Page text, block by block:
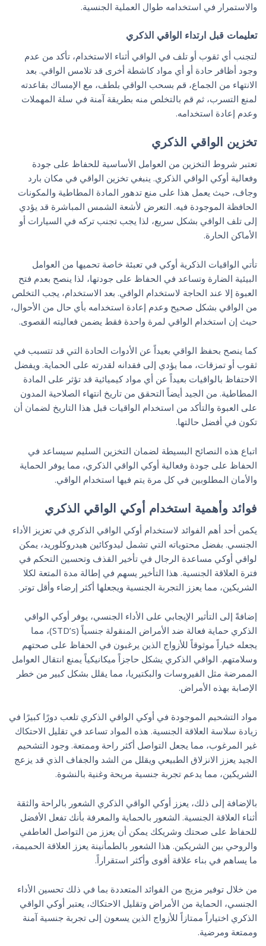
والاستمرار في استخدامه طوال العملية الجنسية.
تعليمات قبل ارتداء الواقي الذكري
لتجنب أي ثقوب أو تلف في الواقي أثناء الاستخدام، تأكد من عدم
وجود أظافر حادة أو أي مواد كاشطة أخرى قد تلامس الواقي. بعد
الانتهاء من الجماع، قم بسحب الواقي بلطف، مع الإمساك بقاعدته
لمنع التسرب، ثم قم بالتخلص منه بطريقة آمنة في سلة المهملات
وعدم إعادة استخدامه.
تخزين الواقي الذكري
تعتبر شروط التخزين من العوامل الأساسية للحفاظ على جودة
وفعالية أوكي الواقي الذكري. ينبغي تخزين الواقي في مكان بارد
وجاف، حيث يعمل هذا على منع تدهور المادة المطاطية والمكونات
الحافظة الموجودة فيه. التعرض لأشعة الشمس المباشرة قد يؤدي
إلى تلف الواقي بشكل سريع، لذا يجب تجنب تركه في السيارات أو
الأماكن الحارة.
تأتي الواقيات الذكرية أوكي في تعبئة خاصة تحميها من العوامل
البيئية الضارة وتساعد في الحفاظ على جودتها، لذا ينصح بعدم فتح
العبوة إلا عند الحاجة لاستخدام الواقي. بعد الاستخدام، يجب التخلص
من الواقي بشكل صحيح وعدم إعادة استخدامه بأي حال من الأحوال،
حيث إن استخدام الواقي لمرة واحدة فقط يضمن فعاليته القصوى.
كما ينصح بحفظ الواقي بعيداً عن الأدوات الحادة التي قد تتسبب في
ثقوب أو تمزقات، مما يؤدي إلى فقدانه لقدرته على الحماية. ويفضل
الاحتفاظ بالواقيات بعيداً عن أي مواد كيميائية قد تؤثر على المادة
المطاطية. من الجيد أيضاً التحقق من تاريخ انتهاء الصلاحية المدون
على العبوة والتأكد من استخدام الواقيات قبل هذا التاريخ لضمان أن
تكون في أفضل حالتها.
اتباع هذه النصائح البسيطة لضمان التخزين السليم سيساعد في
الحفاظ على جودة وفعالية أوكي الواقي الذكري، مما يوفر الحماية
والأمان المطلوبين في كل مرة يتم فيها استخدام الواقي.
فوائد وأهمية استخدام أوكي الواقي الذكري
يكمن أحد أهم الفوائد لاستخدام أوكي الواقي الذكري في تعزيز الأداء
الجنسي. بفضل محتوياته التي تشمل ليدوكائين هيدروكلوريد، يمكن
لواقي أوكي مساعدة الرجال في تأخير القذف وتحسين التحكم في
فترة العلاقة الجنسية. هذا التأخير يسهم في إطالة مدة المتعة لكلا
الشريكين، مما يعزز التجربة الجنسية ويجعلها أكثر إرضاء وأقل توتر.
إضافةً إلى التأثير الإيجابي على الأداء الجنسي، يوفر أوكي الواقي
الذكري حماية فعالة ضد الأمراض المنقولة جنسياً (STD’s)، مما
يجعله خياراً موثوقاً للأزواج الذين يرغبون في الحفاظ على صحتهم
وسلامتهم. الواقي الذكري يشكل حاجزاً ميكانيكياً يمنع انتقال العوامل
الممرضة مثل الفيروسات والبكتيريا، مما يقلل بشكل كبير من خطر
الإصابة بهذه الأمراض.
مواد التشحيم الموجودة في أوكي الواقي الذكري تلعب دورًا كبيرًا في
زيادة سلاسة العلاقة الجنسية. هذه المواد تساعد في تقليل الاحتكاك
غير المرغوب، مما يجعل التواصل أكثر راحة وممتعة. وجود التشحيم
الجيد يعزز الانزلاق الطبيعي ويقلل من الشد والجفاف الذي قد يزعج
الشريكين، مما يدعم تجربة جنسية مريحة وغنية بالنشوة.
بالإضافة إلى ذلك، يعزز أوكي الواقي الذكري الشعور بالراحة والثقة
أثناء العلاقة الجنسية. الشعور بالحماية والمعرفة بأنك تفعل الأفضل
للحفاظ على صحتك وشريكك يمكن أن يعزز من التواصل العاطفي
والروحي بين الشريكين. هذا الشعور بالطمأنينة يعزز العلاقة الحميمة،
ما يساهم في بناء علاقة أقوى وأكثر استقراراً.
من خلال توفير مزيج من الفوائد المتعددة بما في ذلك تحسين الأداء
الجنسي، الحماية من الأمراض وتقليل الاحتكاك، يعتبر أوكي الواقي
الذكري اختياراً ممتازاً للأزواج الذين يسعون إلى تجربة جنسية آمنة
وممتعة ومرضية.